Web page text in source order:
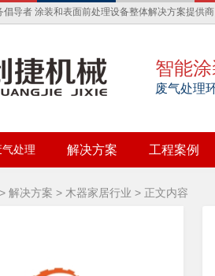
倡导者 涂装和表面前处理设备整体解决方案提供商
智能
废气处理
气处理 解决方案 工程案例
> 解决方案 > 木器家居行业 > 正文内容